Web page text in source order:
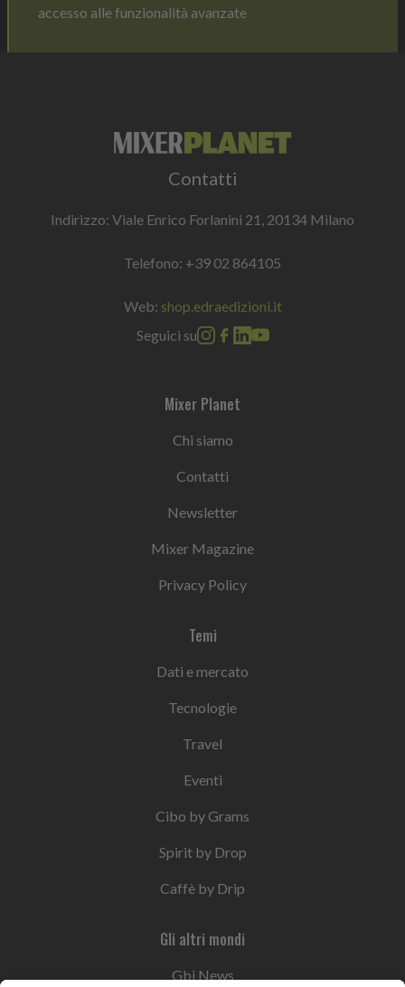
accesso alle funzionalità avanzate
Contatti
Indirizzo: Viale Enrico Forlanini 21, 20134 Milano
Telefono: +39 02 864105
Web: shop.edraedizioni.it
Seguici su
Mixer Planet
Chi siamo
Contatti
Newsletter
Mixer Magazine
Privacy Policy
Temi
Dati e mercato
Tecnologie
Travel
Eventi
Cibo by Grams
Spirit by Drop
Caffè by Drip
Gli altri mondi
Gbi News